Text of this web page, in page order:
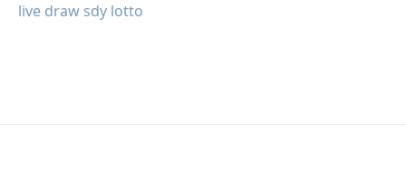
live draw sdy lotto